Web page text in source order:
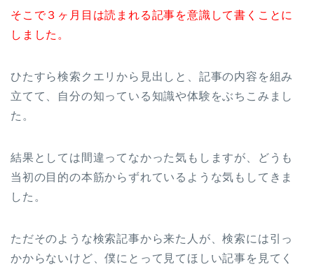
そこで３ヶ月目は読まれる記事を意識して書くことに
しました。
ひたすら検索クエリから見出しと、記事の内容を組み
立てて、自分の知っている知識や体験をぶちこみまし
た。
結果としては間違ってなかった気もしますが、どうも
当初の目的の本筋からずれているような気もしてきま
した。
ただそのような検索記事から来た人が、検索には引っ
かからないけど、僕にとって見てほしい記事を見てく